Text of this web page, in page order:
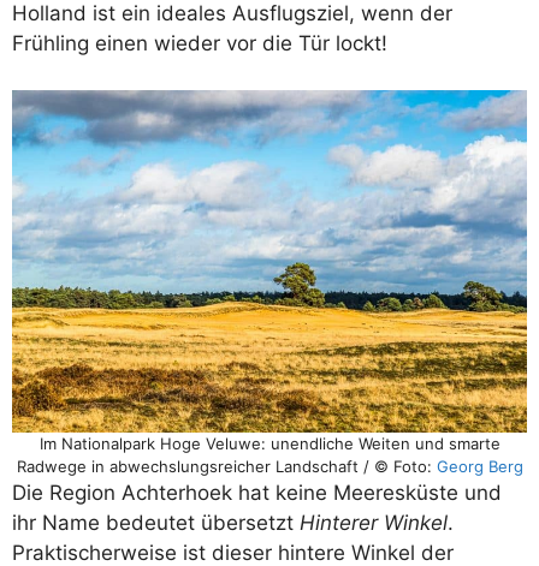
Holland ist ein ideales Ausflugsziel, wenn der
Frühling einen wieder vor die Tür lockt!
Im Nationalpark Hoge Veluwe: unendliche Weiten und smarte
Radwege in abwechslungsreicher Landschaft / © Foto: Georg Berg
Die Region Achterhoek hat keine Meeresküste und
ihr Name bedeutet übersetzt Hinterer Winkel.
Praktischerweise ist dieser hintere Winkel der